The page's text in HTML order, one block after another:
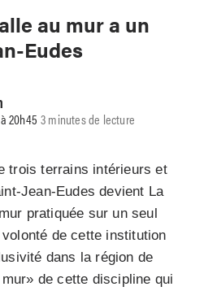
au mur a un
Eudes
20h45 3 minutes de lecture
trois terrains intérieurs et
Jean-Eudes devient La
pratiquée sur un seul
de cette institution
dans la région de
de cette discipline qui